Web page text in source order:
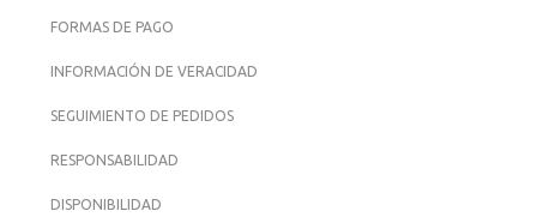
FORMAS DE PAGO
INFORMACIÓN DE VERACIDAD
SEGUIMIENTO DE PEDIDOS
RESPONSABILIDAD
DISPONIBILIDAD